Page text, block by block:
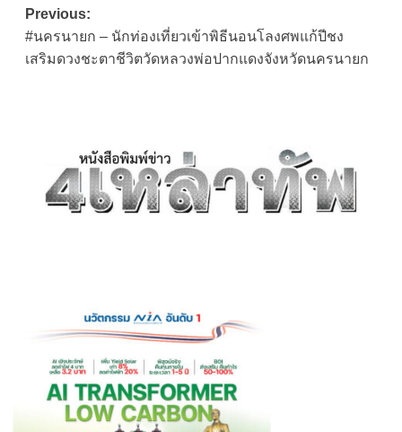
Post
navigation
Previous:
#นครนายก – นักท่องเที่ยวเข้าพิธีนอนโลงศพแก้ปีชง
เสริมดวงชะตาชีวิตวัดหลวงพ่อปากแดงจังหวัดนครนายก